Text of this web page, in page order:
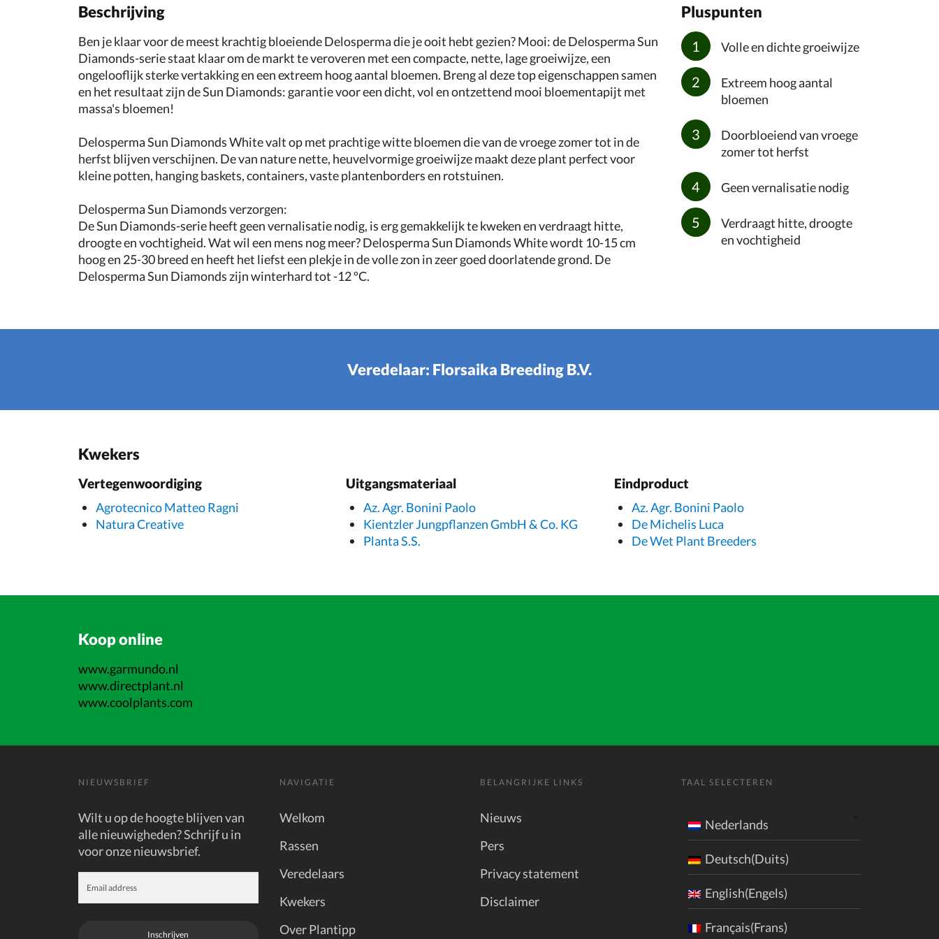
Beschrijving
Ben je klaar voor de meest krachtig bloeiende Delosperma die je ooit hebt gezien? Mooi: de Delosperma Sun
Diamonds-serie staat klaar om de markt te veroveren met een compacte, nette, lage groeiwijze, een
ongelooflijk sterke vertakking en een extreem hoog aantal bloemen. Breng al deze top eigenschappen samen
en het resultaat zijn de Sun Diamonds: garantie voor een dicht, vol en ontzettend mooi bloementapijt met
massa's bloemen!
Delosperma Sun Diamonds White valt op met prachtige witte bloemen die van de vroege zomer tot in de
herfst blijven verschijnen. De van nature nette, heuvelvormige groeiwijze maakt deze plant perfect voor
kleine potten, hanging baskets, containers, vaste plantenborders en rotstuinen.
Delosperma Sun Diamonds verzorgen:
De Sun Diamonds-serie heeft geen vernalisatie nodig, is erg gemakkelijk te kweken en verdraagt ​​hitte,
droogte en vochtigheid. Wat wil een mens nog meer? Delosperma Sun Diamonds White wordt 10-15 cm
hoog en 25-30 breed en heeft het liefst een plekje in de volle zon in zeer goed doorlatende grond. De
Delosperma Sun Diamonds zijn winterhard tot -12 ºC.
Pluspunten
Volle en dichte groeiwijze
Extreem hoog aantal
bloemen
Doorbloeiend van vroege
zomer tot herfst
Geen vernalisatie nodig
Verdraagt hitte, droogte
en vochtigheid
Veredelaar: Florsaika Breeding B.V.
Kwekers
Vertegenwoordiging
Agrotecnico Matteo Ragni
Natura Creative
Uitgangsmateriaal
Az. Agr. Bonini Paolo
Kientzler Jungpflanzen GmbH & Co. KG
Planta S.S.
Eindproduct
Az. Agr. Bonini Paolo
De Michelis Luca
De Wet Plant Breeders
Koop online
www.garmundo.nl
www.directplant.nl
www.coolplants.com
NIEUWSBRIEF
Wilt u op de hoogte blijven van
alle nieuwigheden? Schrijf u in
voor onze nieuwsbrief.
Inschrijven
NAVIGATIE
Welkom
Rassen
Veredelaars
Kwekers
Over Plantipp
BELANGRIJKE LINKS
Nieuws
Pers
Privacy statement
Disclaimer
TAAL SELECTEREN
Nederlands
Deutsch(Duits)
English(Engels)
Français(Frans)